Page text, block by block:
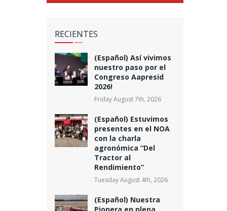
RECIENTES
(Español) Así vivimos
nuestro paso por el
Congreso Aapresid
2026!
Friday August 7th, 2026
(Español) Estuvimos
presentes en el NOA
con la charla
agronómica “Del
Tractor al
Rendimiento”
Tuesday August 4th, 2026
(Español) Nuestra
Pionera en plena